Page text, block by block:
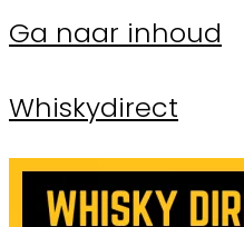
Ga naar inhoud
Whiskydirect